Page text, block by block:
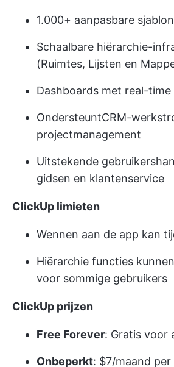
1.000+ aanpasbare
Schaalbare hiërarchie-
(Ruimtes, Lijsten en
Dashboards met real-
OndersteuntCRM-
projectmanagement
Uitstekende
gidsen en klantenservice
ClickUp limieten
Wennen aan de app kan
Hiërarchie functies
voor sommige gebruikers
ClickUp prijzen
Free Forever: Gratis voor
Onbeperkt: $7/maand